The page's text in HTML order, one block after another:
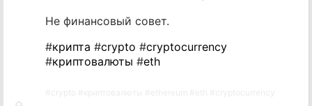
Не финансовый совет.
#крипта #crypto #cryptocurrency
#криптовалюты #eth